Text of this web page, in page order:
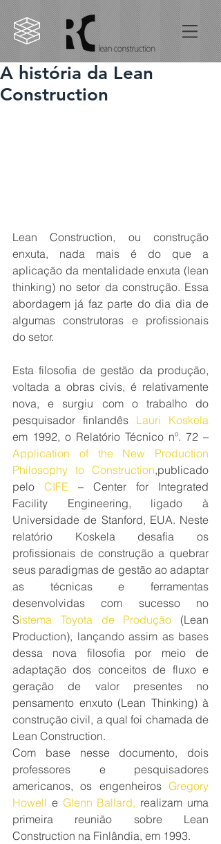
A história da Lean
Construction
Lean Construction, ou construção
enxuta, nada mais é do que a
aplicação da mentalidade enxuta (lean
thinking) no setor da construção. Essa
abordagem já faz parte do dia dia de
algumas construtoras e profissionais
do setor.
Esta filosofia de gestão da produção,
voltada a obras civis, é relativamente
nova, e surgiu com o trabalho do
pesquisador finlandês Lauri Koskela
em 1992, o Relatório Técnico nº. 72 –
Application of the New Production
Philosophy to Construction,publicado
pelo CIFE – Center for Integrated
Facility Engineering, ligado à
Universidade de Stanford, EUA. Neste
relatório Koskela desafia os
profissionais de construção a quebrar
seus paradigmas de gestão ao adaptar
as técnicas e ferramentas
desenvolvidas com sucesso no
Sistema Toyota de Produção (Lean
Production), lançando assim as bases
dessa nova filosofia por meio de
adaptação dos conceitos de fluxo e
geração de valor presentes no
pensamento enxuto (Lean Thinking) à
construção civil, a qual foi chamada de
Lean Construction.
Com base nesse documento, dois
professores e pesquisadores
americanos, os engenheiros Gregory
Howell e Glenn Ballard, realizam uma
primeira reunião sobre Lean
Construction na Finlândia, em 1993.